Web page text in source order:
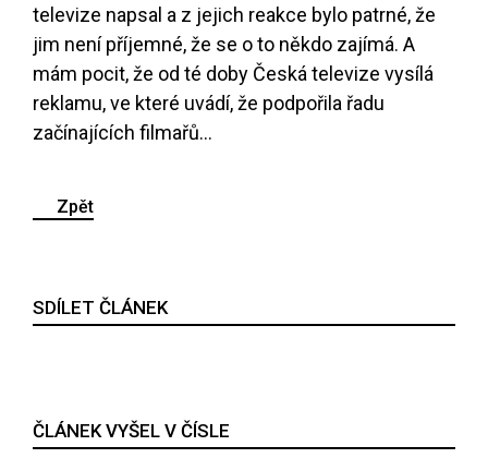
televize napsal a z jejich reakce bylo patrné, že
jim není příjemné, že se o to někdo zajímá. A
mám pocit, že od té doby Česká televize vysílá
reklamu, ve které uvádí, že podpořila řadu
začínajících filmařů…
Zpět
SDÍLET ČLÁNEK
ČLÁNEK VYŠEL V ČÍSLE